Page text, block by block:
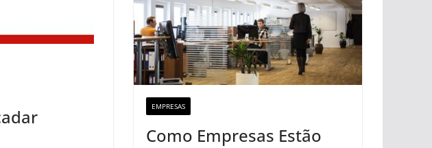
EMPRESAS
Como Empresas Estão